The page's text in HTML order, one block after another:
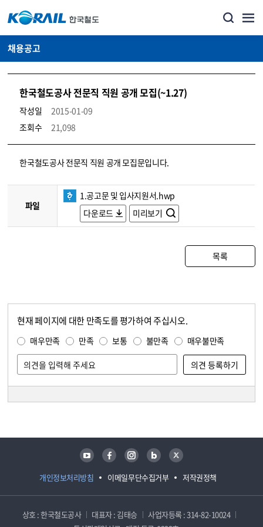
채용공고
한국철도공사 전문직 직원 공개 모집(~1.27)
작성일
2015-01-09
조회수
21,098
코레일소개_경영공시_채용공고 상세보기 – 내용, 파일, 담당자 연락처로 구성
한국철도공사 전문직 직원 공개 모집문입니다.
파일
1.공고문 및 입사지원서.hwp
다운로드
미리보기
목록
현재 페이지에 대한 만족도를 평가하여 주십시오.
매우만족 만족 보통 불만족 매우불만족
개인정보처리방침 이메일무단수집거부 저작권정책
유튜브 페이스북 인스타그램 블로그 트위터
상호 : 한국철도공사 대표자 : 김태승
사업자등록 : 314-82-10024